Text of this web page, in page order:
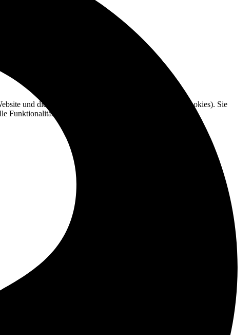
und die Nutzererfahrung zu verbessern (Tracking Cookies). Sie
Funktionalitäten der Seite zur Verfügung stehen.